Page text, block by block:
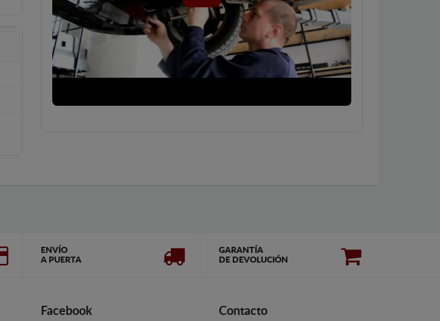
ENVÍO
A PUERTA
GARANTÍA
DE DEVOLUCIÓN
Facebook Contacto